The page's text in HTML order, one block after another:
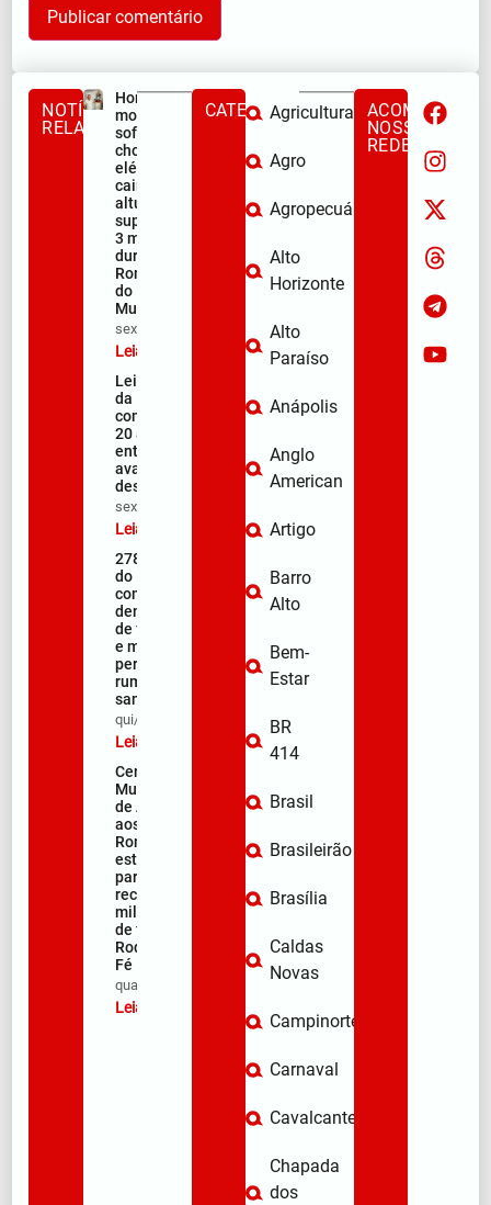
NOTÍCIAS
RELACIONADAS
Homem
morre após
sofrer
choque
elétrico e
cair de
altura
superior a
3 metros
durante a
Romaria
do
Muquém
sex/08/2026
Leia mais »
Lei Maria
da Penha
completa
20 anos
entre
avanços e
desafios
sex/08/2026
Leia mais »
278ª Romaria
do Muquém
começa com
demonstração
de fé, emoção
e milhares de
peregrinos
rumo ao
santuário
qui/08/2026
Leia mais »
Centro
Municipal
de Apoio
aos
Romeiros
está pronto
para
receber
milhares
de fiéis na
Rodovia da
Fé
qua/08/2026
Leia mais »
CATEGORIASAgricultura
Agro
Agropecuária
Alto
Horizonte
Alto
Paraíso
Anápolis
Anglo
American
Artigo
Barro
Alto
Bem-
Estar
BR
414
Brasil
Brasileirão
Brasília
Caldas
Novas
Campinorte
Carnaval
Cavalcante
Chapada
dos
ACOMPANHE
NOSSAS
REDES